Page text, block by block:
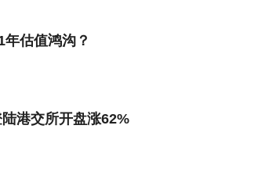
估值鸿沟？
港交所开盘涨62%